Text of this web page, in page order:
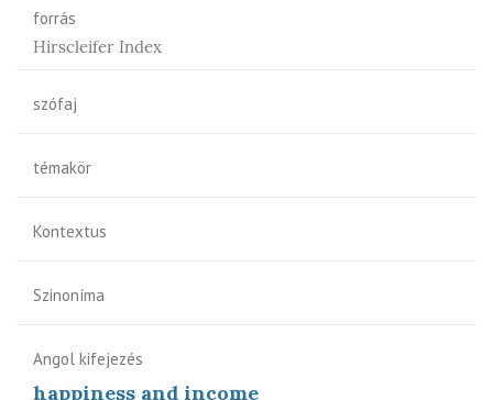
forrás
Hirscleifer Index
szófaj
témakör
Kontextus
Szinoníma
Angol kifejezés
happiness and income